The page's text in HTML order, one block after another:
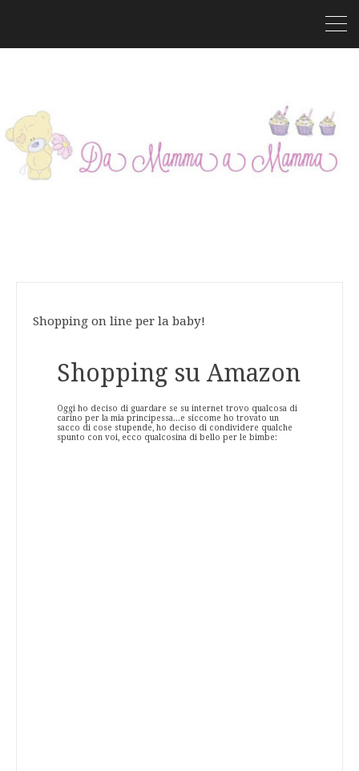
Shopping on line per la baby!
Shopping su Amazon
Oggi ho deciso di guardare se su internet trovo qualcosa di
carino per la mia principessa...e siccome ho trovato un
sacco di cose stupende, ho deciso di condividere qualche
spunto con voi, ecco qualcosina di bello per le bimbe: